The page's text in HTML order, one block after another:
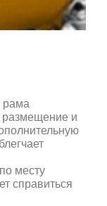
рама
размещение и
месту
справиться